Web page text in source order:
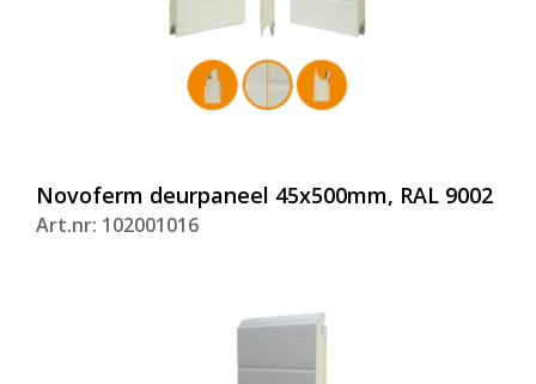
Novoferm deurpaneel 45x500mm, RAL 9002
Art.nr: 102001016